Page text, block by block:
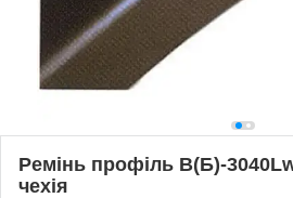
Ремінь профіль В(Б)-
чехія